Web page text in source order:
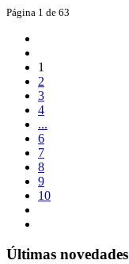
Página 1 de 63
1
2
3
4
...
6
7
8
9
10
Últimas novedades